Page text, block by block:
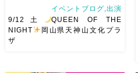
イベントブログ,出演
9/12土
QUEEN OF THE
NIGHT
岡山県天神山文化プラ
ザ